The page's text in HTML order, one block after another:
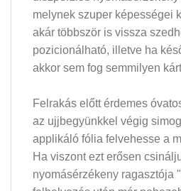
melynek szuper képességei
akár többször is vissza
pozicionálható, illetve ha
akkor sem fog semmilyen
Felrakás előtt érdemes
az ujjbegyünkkel végig
applikáló fólia felvehesse a
Ha viszont ezt erősen
nyomásérzékeny ragasztója